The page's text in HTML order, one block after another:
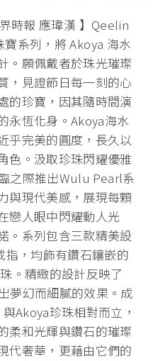
時報 應瑋漢 】Qeelin
系列，將 Akoya 海水
。願佩戴者於珠光璀璨
，見證節日每一刻的心
的珍寶，因其隨時間演
永恆化身。Akoya海水
乎完美的圓度，長久以
色。汲取珍珠閃耀優雅
之際推出Wulu Pearl系
與現代美感，展現每顆
戀人眼中閃耀動人光
。系列包含三款精美設
指，均飾有鑽石鑲嵌的
。精緻的設計反映了
夢幻而細膩的效果。成
Akoya珍珠相對而立，
柔和光輝與鑽石的璀璨
代奢華，更藉由它們的